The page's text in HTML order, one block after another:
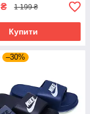
₴ 1 199 ₴
Купити
–30%